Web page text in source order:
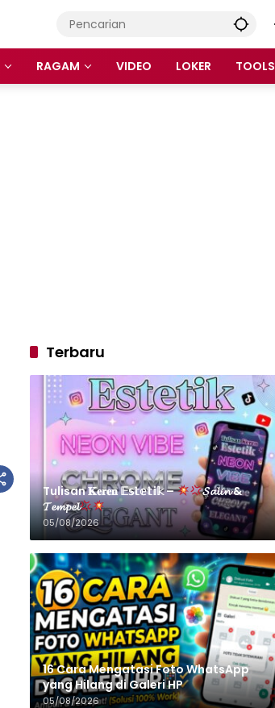
RAGAM VIDEO LOKER TOOLS
Terbaru
Tulisan 𝐊𝐞𝐫𝐞𝐧 𝔼𝕤𝕥𝕖𝕥𝕚𝕜 –
𝓢𝓪𝓵𝓲𝓷 &
𝓣𝓮𝓶𝓹𝓮𝓵
05/08/2026
16 Cara Mengatasi Foto WhatsApp
yang Hilang di Galeri HP
05/08/2026